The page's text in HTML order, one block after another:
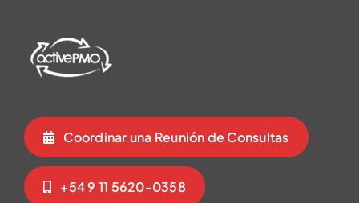
Coordinar una Reunión de Consultas
+54 9 11 5620-0358